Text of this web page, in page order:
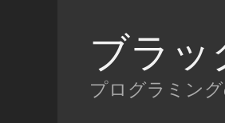
ブラ
プログラミン